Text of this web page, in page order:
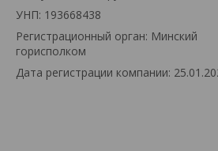
УНП: 193668438
Регистрационный орган: Минский
горисполком
Дата регистрации компании: